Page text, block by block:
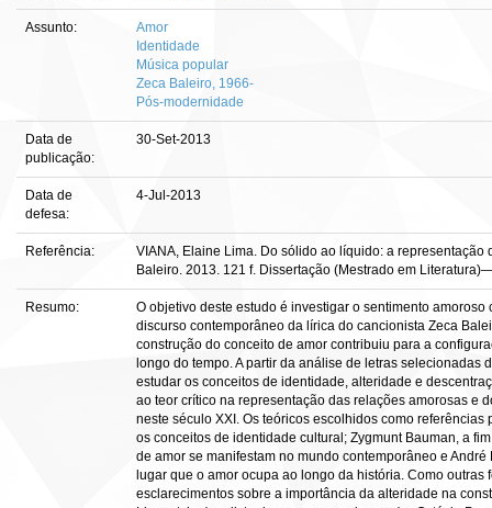
Assunto:
Amor
Identidade
Música popular
Zeca Baleiro, 1966-
Pós-modernidade
Data de
publicação:
30-Set-2013
Data de
defesa:
4-Jul-2013
Referência:
VIANA, Elaine Lima. Do sólido ao líquido: a representação
Baleiro. 2013. 121 f. Dissertação (Mestrado em
Resumo:
O objetivo deste estudo é investigar o sentimento
discurso contemporâneo da lírica do cancionista Zeca
construção do conceito de amor contribuiu para a
longo do tempo. A partir da análise de letras selecionadas
estudar os conceitos de identidade, alteridade e
ao teor crítico na representação das relações amorosas e
neste século XXI. Os teóricos escolhidos como
os conceitos de identidade cultural; Zygmunt Bauman, a
de amor se manifestam no mundo contemporâneo e
lugar que o amor ocupa ao longo da história. Como outras
esclarecimentos sobre a importância da alteridade na